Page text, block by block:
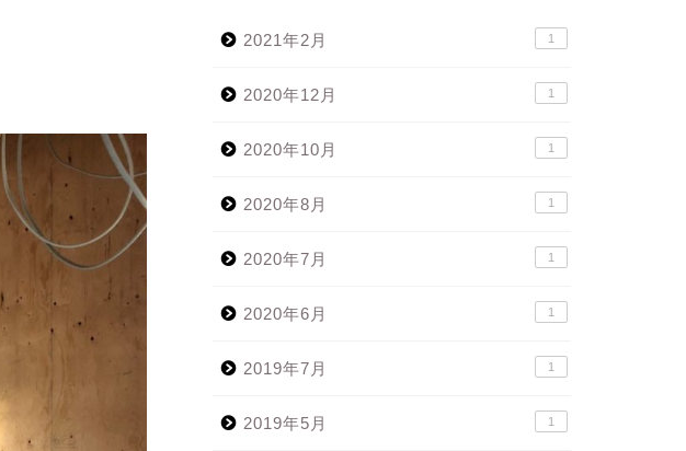
2021年2月 1
2020年12月 1
2020年10月 1
2020年8月 1
2020年7月 1
2020年6月 1
2019年7月 1
2019年5月 1